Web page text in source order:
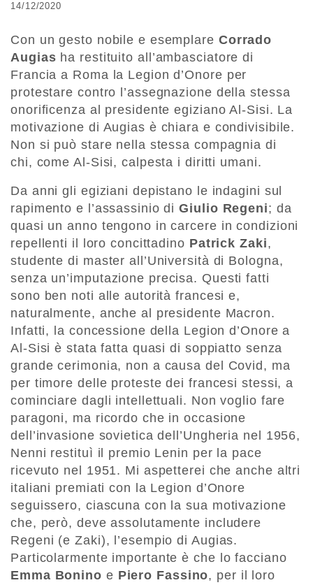
14/12/2020
Con un gesto nobile e esemplare Corrado
Augias ha restituito all’ambasciatore di
Francia a Roma la Legion d’Onore per
protestare contro l’assegnazione della stessa
onorificenza al presidente egiziano Al-Sisi. La
motivazione di Augias è chiara e condivisibile.
Non si può stare nella stessa compagnia di
chi, come Al-Sisi, calpesta i diritti umani.
Da anni gli egiziani depistano le indagini sul
rapimento e l’assassinio diGiulio Regeni; da
quasi un anno tengono in carcere in condizioni
repellenti il loro concittadino Patrick Zaki,
studente di master all’Università di Bologna,
senza un’imputazione precisa. Questi fatti
sono ben noti alle autorità francesi e,
naturalmente, anche al presidente Macron.
Infatti, la concessione della Legion d’Onore a
Al-Sisi è stata fatta quasi di soppiatto senza
grande cerimonia, non a causa del Covid, ma
per timore delle proteste dei francesi stessi, a
cominciare dagli intellettuali. Non voglio fare
paragoni, ma ricordo che in occasione
dell’invasione sovietica dell’Ungheria nel 1956,
Nenni restituì il premio Lenin per la pace
ricevuto nel 1951. Mi aspetterei che anche altri
italiani premiati con la Legion d’Onore
seguissero, ciascuna con la sua motivazione
che, però, deve assolutamente includere
Regeni (e Zaki), l’esempio di Augias.
Particolarmente importante è che lo facciano
Emma Bonino e Piero Fassino, per il loro